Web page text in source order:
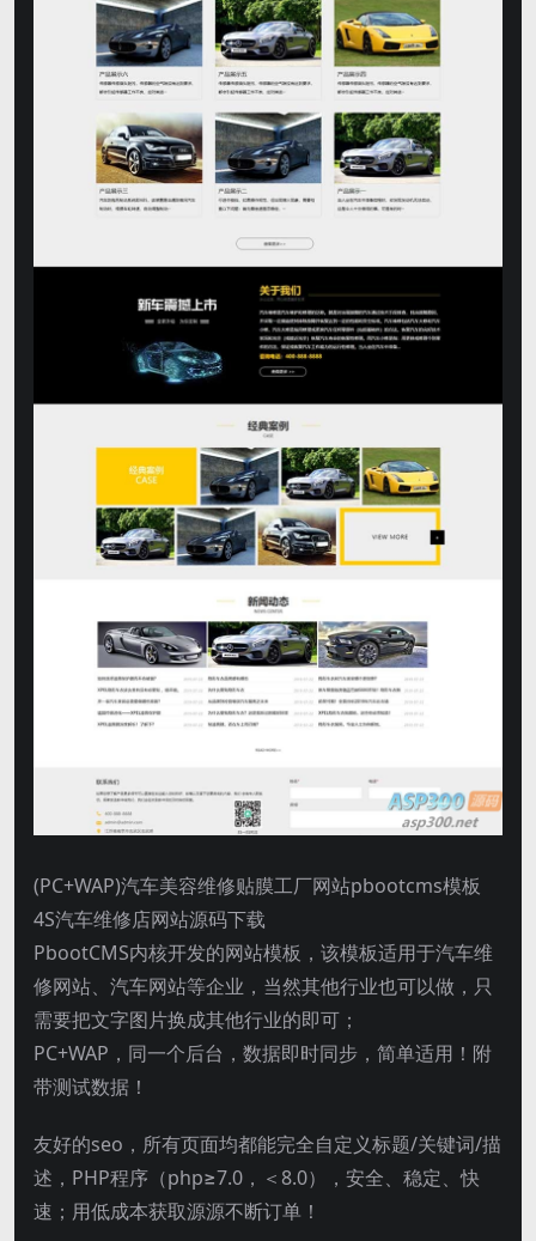
(PC+WAP)汽车美容维修贴膜工厂网站pbootcms模板
4S汽车维修店网站源码下载
PbootCMS内核开发的网站模板，该模板适用于汽车维
修网站、汽车网站等企业，当然其他行业也可以做，只
需要把文字图片换成其他行业的即可；
PC+WAP，同一个后台，数据即时同步，简单适用！附
带测试数据！
友好的seo，所有页面均都能完全自定义标题/关键词/描
述，PHP程序（php≥7.0，＜8.0），安全、稳定、快
速；用低成本获取源源不断订单！